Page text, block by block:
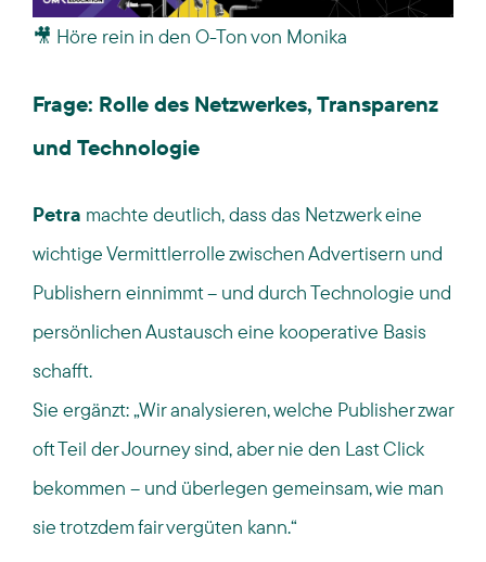
🎥 Höre rein in den O-Ton von Monika
Frage: Rolle des Netzwerkes, Transparenz
und Technologie
Petra machte deutlich, dass das Netzwerk eine
wichtige Vermittlerrolle zwischen Advertisern und
Publishern einnimmt – und durch Technologie und
persönlichen Austausch eine kooperative Basis
schafft.
Sie ergänzt: „Wir analysieren, welche Publisher zwar
oft Teil der Journey sind, aber nie den Last Click
bekommen – und überlegen gemeinsam, wie man
sie trotzdem fair vergüten kann.“